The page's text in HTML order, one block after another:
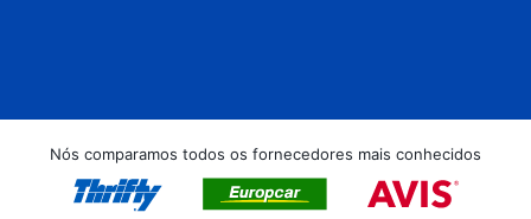
Nós comparamos todos os fornecedores mais conhecidos